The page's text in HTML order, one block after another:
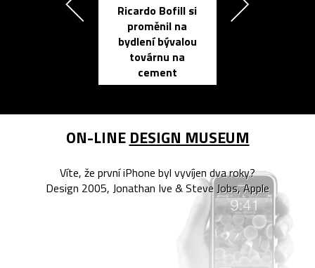
Ricardo Bofill si
proměnil na
bydlení bývalou
továrnu na
cement
ON-LINE DESIGN MUSEUM
Víte, že první iPhone byl vyvíjen dva roky?
Design 2005, Jonathan Ive & Steve Jobs, Apple